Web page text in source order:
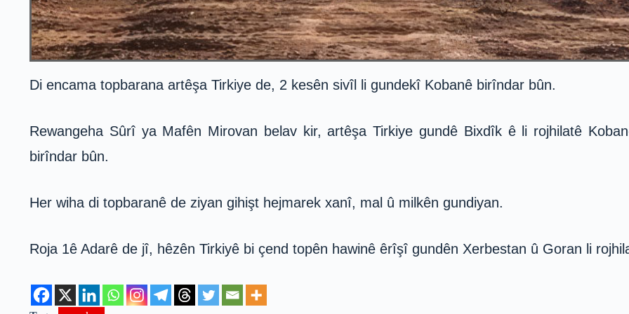
Di encama topbarana artêşa Tirkiye de, 2 kesên sivîl li gundekî Kobanê birîndar bûn.
Rewangeha Sûrî ya Mafên Mirovan belav kir, artêşa Tirkiye gundê Bixdîk ê li rojhilatê
birîndar bûn.
Her wiha di topbaranê de ziyan gihişt hejmarek xanî, mal û milkên gundiyan.
Roja 1ê Adarê de jî, hêzên Tirkiyê bi çend topên hawinê êrîşî gundên Xerbestan û Goran li